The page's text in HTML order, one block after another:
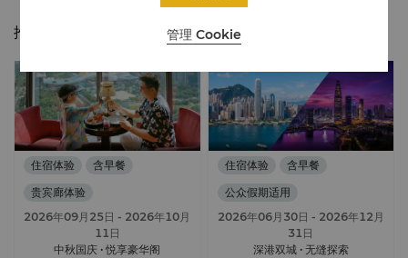
推荐优惠
住宿体验
含早餐
贵宾廊体验
2026年09月25日 - 2026年10月
11日
中秋国庆 · 悦享豪华阁
住宿体验
含早餐
公众假期适用
2026年06月30日 - 2026年12月
31日
深港双城 · 无缝探索
管理 Cookie